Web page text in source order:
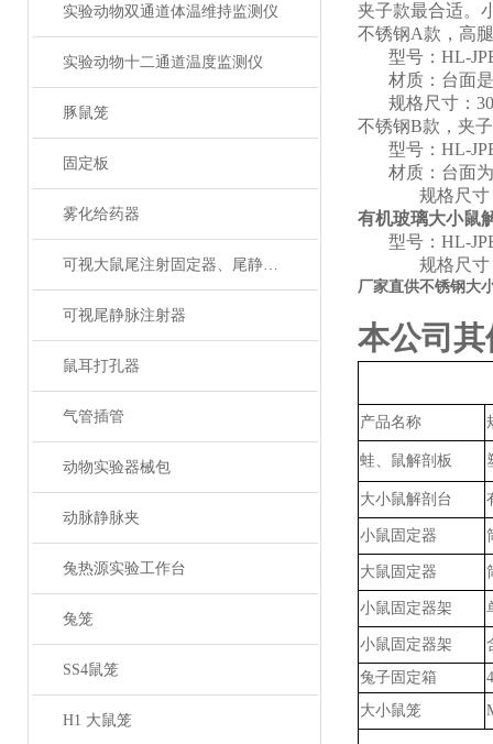
实验动物双通道体温维持监测仪
实验动物十二通道温度监测仪
豚鼠笼
固定板
雾化给药器
可视大鼠尾注射固定器、尾静脉注射
可视尾静脉注射器
鼠耳打孔器
气管插管
动物实验器械包
动脉静脉夹
兔热源实验工作台
兔笼
SS4鼠笼
H1 大鼠笼
夹子款最合适。
不锈钢A款， 高
型号： HL-
材质： 台面是
规格尺寸：
不锈钢B款，夹
型号： HL-
材质：台面为
规格尺寸
有机玻璃大小鼠
型号： HL-
规格尺寸
厂家直供不锈钢大
本公司
产品名称
蛙、鼠解剖板
大小鼠解剖台
小鼠固定器
大鼠固定器
小鼠固定器架
小鼠固定器架
兔子固定箱
大小鼠笼